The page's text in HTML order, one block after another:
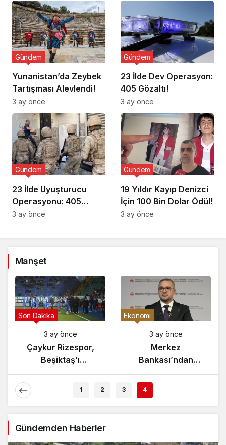
Yunanistan’da Zeybek
Tartışması Alevlendi!
Gündem
3 ay önce
23 İlde Dev Operasyon:
405 Gözaltı!
Gündem
3 ay önce
23 İlde Uyuşturucu
Operasyonu: 405
Gözaltı!
Gündem
3 ay önce
19 Yıldır Kayıp Denizci
İçin 100 Bin Dolar Ödül!
Gündem
3 ay önce
Manşet
Son Dakika
3 ay önce
Çaykur Rizespor,
Beşiktaş’ı
Ekonomi
3 ay önce
Merkez
Bankası’ndan
Açıklaması
1 2 3 4
Gündemden Haberler